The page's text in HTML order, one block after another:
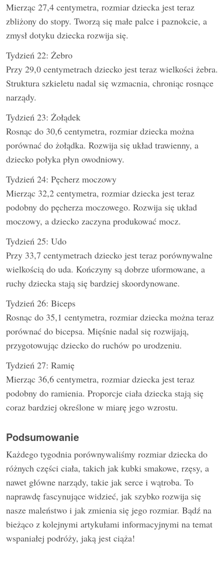
Mierząc 27,4 centymetra, rozmiar dziecka jest teraz
zbliżony do stopy. Tworzą się małe palce i paznokcie, a
zmysł dotyku dziecka rozwija się.
Tydzień 22: Żebro
Przy 29,0 centymetrach dziecko jest teraz wielkości żebra.
Struktura szkieletu nadal się wzmacnia, chroniąc rosnące
narządy.
Tydzień 23: Żołądek
Rosnąc do 30,6 centymetra, rozmiar dziecka można
porównać do żołądka. Rozwija się układ trawienny, a
dziecko połyka płyn owodniowy.
Tydzień 24: Pęcherz moczowy
Mierząc 32,2 centymetra, rozmiar dziecka jest teraz
podobny do pęcherza moczowego. Rozwija się układ
moczowy, a dziecko zaczyna produkować mocz.
Tydzień 25: Udo
Przy 33,7 centymetrach dziecko jest teraz porównywalne
wielkością do uda. Kończyny są dobrze uformowane, a
ruchy dziecka stają się bardziej skoordynowane.
Tydzień 26: Biceps
Rosnąc do 35,1 centymetra, rozmiar dziecka można teraz
porównać do bicepsa. Mięśnie nadal się rozwijają,
przygotowując dziecko do ruchów po urodzeniu.
Tydzień 27: Ramię
Mierząc 36,6 centymetra, rozmiar dziecka jest teraz
podobny do ramienia. Proporcje ciała dziecka stają się
coraz bardziej określone w miarę jego wzrostu.
Podsumowanie
Każdego tygodnia porównywaliśmy rozmiar dziecka do
różnych części ciała, takich jak kubki smakowe, rzęsy, a
nawet główne narządy, takie jak serce i wątroba. To
naprawdę fascynujące widzieć, jak szybko rozwija się
nasze maleństwo i jak zmienia się jego rozmiar. Bądź na
bieżąco z kolejnymi artykułami informacyjnymi na temat
wspaniałej podróży, jaką jest ciąża!